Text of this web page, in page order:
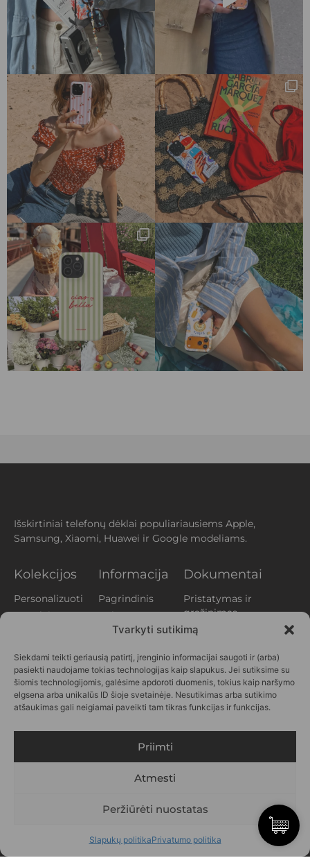
Tvarkyti sutikimą
Siekdami teikti geriausią patirtį, įrenginio informacijai saugoti ir (arba)
pasiekti naudojame tokias technologijas kaip slapukus. Jei sutiksime su
šiomis technologijomis, galėsime apdoroti duomenis, tokius kaip naršymo
elgsena arba unikalūs ID šioje svetainėje. Nesutikimas arba sutikimo
atšaukimas gali neigiamai paveikti tam tikras funkcijas ir funkcijas.
Priimti
Atmesti
Peržiūrėti nuostatas
Slapukų politikaPrivatumo politika
Išskirtiniai telefonų dėklai populiariausiems Apple,
Samsung, Xiaomi, Huawei ir Google modeliams.
Kolekcijos
Personalizuoti
Augalai
Printai
Vasara
Personažai
Informacija
Pagrindinis
Apie mus
Klientų
Kontaktai
DUK
Verslui
Dokumentai
Pristatymas ir
grąžinimas
Privatumo
Slapukų politika
(EU)
SEKITE